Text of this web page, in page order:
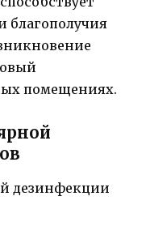
благополучия
помещениях.